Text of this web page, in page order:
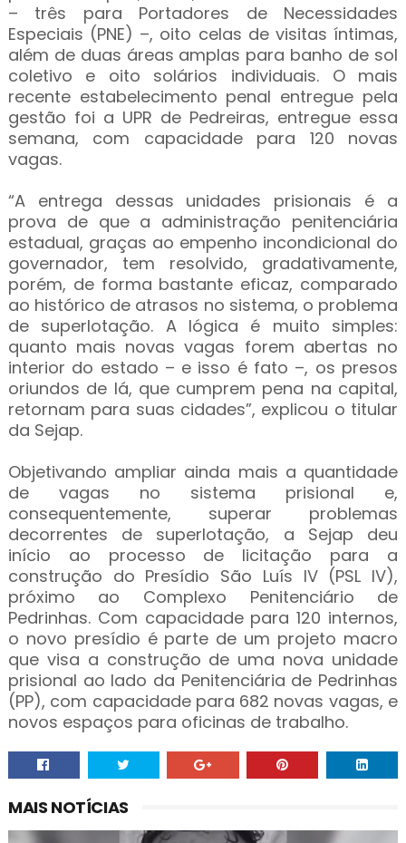
– três para Portadores de Necessidades
Especiais (PNE) –, oito celas de visitas íntimas,
além de duas áreas amplas para banho de sol
coletivo e oito solários individuais. O mais
recente estabelecimento penal entregue pela
gestão foi a UPR de Pedreiras, entregue essa
semana, com capacidade para 120 novas
vagas.
“A entrega dessas unidades prisionais é a
prova de que a administração penitenciária
estadual, graças ao empenho incondicional do
governador, tem resolvido, gradativamente,
porém, de forma bastante eficaz, comparado
ao histórico de atrasos no sistema, o problema
de superlotação. A lógica é muito simples:
quanto mais novas vagas forem abertas no
interior do estado – e isso é fato –, os presos
oriundos de lá, que cumprem pena na capital,
retornam para suas cidades”, explicou o titular
da Sejap.
Objetivando ampliar ainda mais a quantidade
de vagas no sistema prisional e,
consequentemente, superar problemas
decorrentes de superlotação, a Sejap deu
início ao processo de licitação para a
construção do Presídio São Luís IV (PSL IV),
próximo ao Complexo Penitenciário de
Pedrinhas. Com capacidade para 120 internos,
o novo presídio é parte de um projeto macro
que visa a construção de uma nova unidade
prisional ao lado da Penitenciária de Pedrinhas
(PP), com capacidade para 682 novas vagas, e
novos espaços para oficinas de trabalho.
MAIS NOTÍCIAS